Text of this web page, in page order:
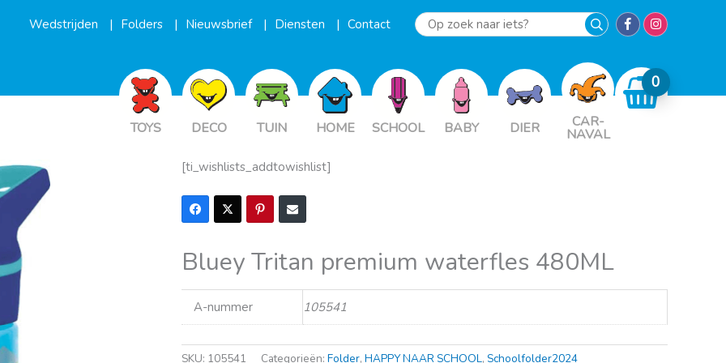
Wedstrijden Folders Nieuwsbrief Diensten Contact
Op
iets?
TOYS DECO TUIN HOME SCHOOL BABY DIER CAR-
NAVAL
[ti_wishlists_addtowishlist]
Bluey Tritan premium waterfles 480ML
A-nummer 105541
SKU: 105541 Categorieën: Folder, HAPPY NAAR SCHOOL, Schoolfolder2024